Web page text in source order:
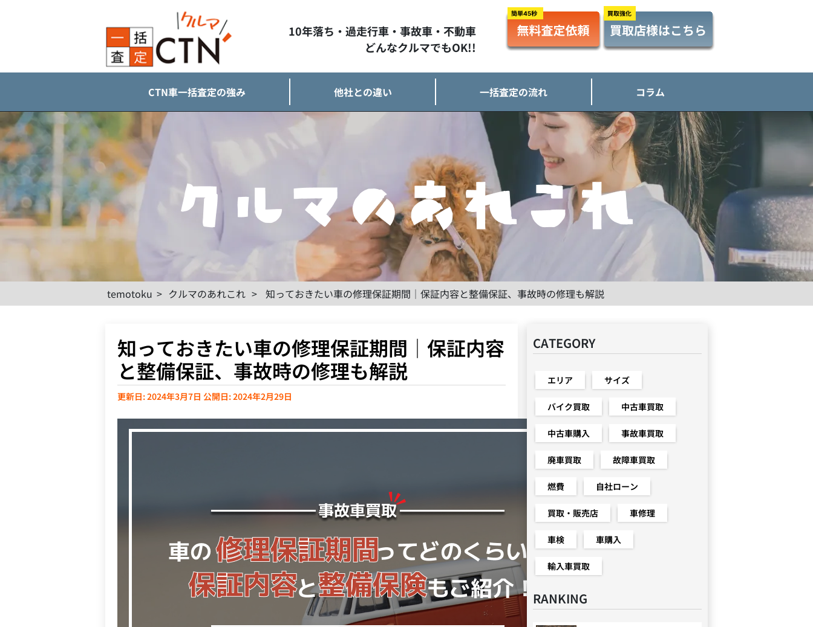
10年落ち・過走行車・事故車・不動車
どんなクルマでもOK!!
CTN車一括査定の強み 他社との違い 一括査定の流れ コラム
temotoku > クルマのあれこれ > 知っておきたい車の修理保証期間│保証内容と整備保証、事故時の修理も解説
知っておきたい車の修理保証期間│保証内容
と整備保証、事故時の修理も解説
更新日: 2024年3月7日 公開日: 2024年2月29日
CATEGORY
エリア サイズ
バイク買取 中古車買取
中古車購入 事故車買取
廃車買取 故障車買取
燃費 自社ローン
買取・販売店 車修理
車検 車購入
輸入車買取
RANKING